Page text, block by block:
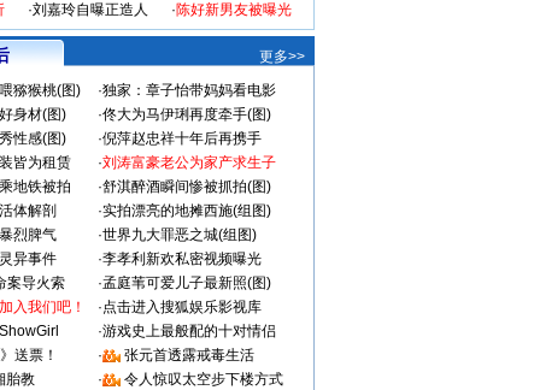
·刘嘉玲自曝正造人
·陈好新男友被曝光
更多>>
猕猴桃(图) ·独家：章子怡带妈妈看电影
身材(图) ·佟大为马伊琍再度牵手(图)
性感(图) ·倪萍赵忠祥十年后再携手
皆为租赁 ·刘涛富豪老公为家产求生子
地铁被拍 ·舒淇醉酒瞬间惨被抓拍(图)
体解剖 ·实拍漂亮的地摊西施(组图)
烈脾气 ·世界九大罪恶之城(组图)
异事件 ·李孝利新欢私密视频曝光
案导火索 ·孟庭苇可爱儿子最新照(图)
入我们吧！ ·点击进入搜狐娱乐影视库
·游戏史上最般配的十对情侣
送票！ ·
张元首透露戒毒生活
胎教 · 令人惊叹太空步下楼方式